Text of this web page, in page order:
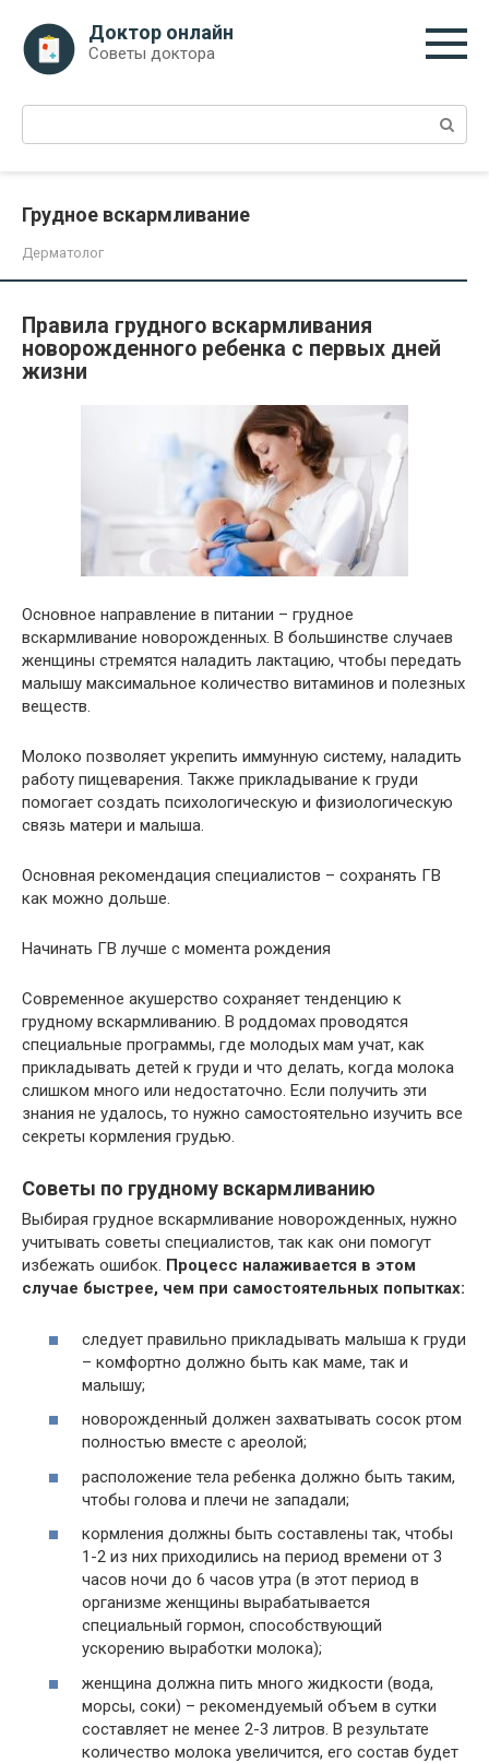
контенту
Доктор онлайн
Советы доктора
Поиск:
Грудное вскармливание
Дерматолог
Правила грудного вскармливания
новорожденного ребенка с первых дней
жизни
Основное направление в питании – грудное
вскармливание новорожденных. В большинстве случаев
женщины стремятся наладить лактацию, чтобы передать
малышу максимальное количество витаминов и полезных
веществ.
Молоко позволяет укрепить иммунную систему, наладить
работу пищеварения. Также прикладывание к груди
помогает создать психологическую и физиологическую
связь матери и малыша.
Основная рекомендация специалистов – сохранять ГВ
как можно дольше.
Начинать ГВ лучше с момента рождения
Современное акушерство сохраняет тенденцию к
грудному вскармливанию. В роддомах проводятся
специальные программы, где молодых мам учат, как
прикладывать детей к груди и что делать, когда молока
слишком много или недостаточно. Если получить эти
знания не удалось, то нужно самостоятельно изучить все
секреты кормления грудью.
Советы по грудному вскармливанию
Выбирая грудное вскармливание новорожденных, нужно
учитывать советы специалистов, так как они помогут
избежать ошибок. Процесс налаживается в этом
случае быстрее, чем при самостоятельных попытках:
следует правильно прикладывать малыша к груди
– комфортно должно быть как маме, так и
малышу;
новорожденный должен захватывать сосок ртом
полностью вместе с ареолой;
расположение тела ребенка должно быть таким,
чтобы голова и плечи не западали;
кормления должны быть составлены так, чтобы
1-2 из них приходились на период времени от 3
часов ночи до 6 часов утра (в этот период в
организме женщины вырабатывается
специальный гормон, способствующий
ускорению выработки молока);
женщина должна пить много жидкости (вода,
морсы, соки) – рекомендуемый объем в сутки
составляет не менее 2-3 литров. В результате
количество молока увеличится, его состав будет